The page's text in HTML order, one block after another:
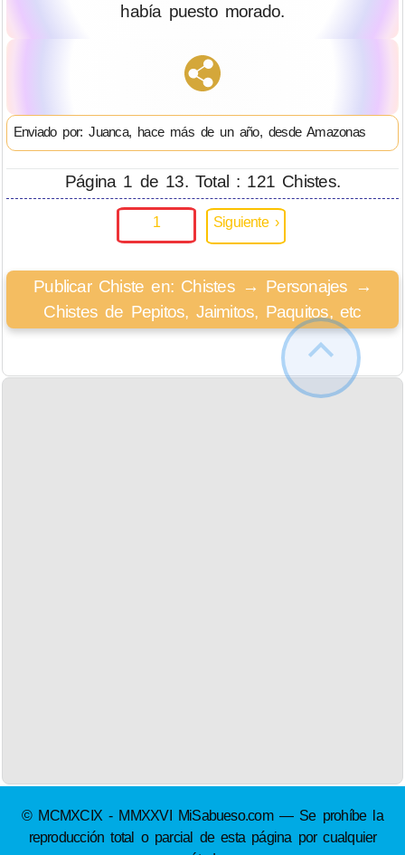
había puesto morado.
Enviado por: Juanca, hace más de un año, desde Amazonas
Página 1 de 13. Total : 121 Chistes.
1 Siguiente ›
Publicar Chiste en: Chistes → Personajes →
Chistes de Pepitos, Jaimitos, Paquitos, etc
© MCMXCIX - MMXXVI MiSabueso.com — Se prohíbe la
reproducción total o parcial de esta página por cualquier